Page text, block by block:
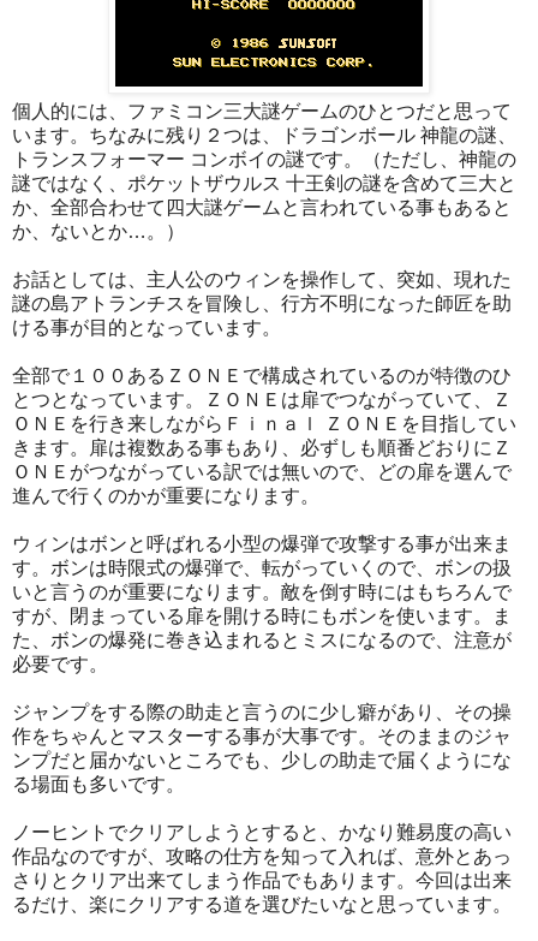
個人的には、ファミコン三大謎ゲームのひとつだと思って
います。ちなみに残り２つは、ドラゴンボール 神龍の謎、
トランスフォーマー コンボイの謎です。（ただし、神龍の
謎ではなく、ポケットザウルス 十王剣の謎を含めて三大と
か、全部合わせて四大謎ゲームと言われている事もあると
か、ないとか…。）
お話としては、主人公のウィンを操作して、突如、現れた
謎の島アトランチスを冒険し、行方不明になった師匠を助
ける事が目的となっています。
全部で１００あるＺＯＮＥで構成されているのが特徴のひ
とつとなっています。ＺＯＮＥは扉でつながっていて、Ｚ
ＯＮＥを行き来しながらＦｉｎａｌ ＺＯＮＥを目指してい
きます。扉は複数ある事もあり、必ずしも順番どおりにＺ
ＯＮＥがつながっている訳では無いので、どの扉を選んで
進んで行くのかが重要になります。
ウィンはボンと呼ばれる小型の爆弾で攻撃する事が出来ま
す。ボンは時限式の爆弾で、転がっていくので、ボンの扱
いと言うのが重要になります。敵を倒す時にはもちろんで
すが、閉まっている扉を開ける時にもボンを使います。ま
た、ボンの爆発に巻き込まれるとミスになるので、注意が
必要です。
ジャンプをする際の助走と言うのに少し癖があり、その操
作をちゃんとマスターする事が大事です。そのままのジャ
ンプだと届かないところでも、少しの助走で届くようにな
る場面も多いです。
ノーヒントでクリアしようとすると、かなり難易度の高い
作品なのですが、攻略の仕方を知って入れば、意外とあっ
さりとクリア出来てしまう作品でもあります。今回は出来
るだけ、楽にクリアする道を選びたいなと思っています。